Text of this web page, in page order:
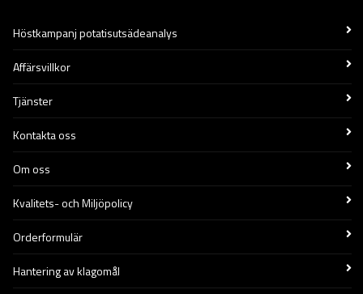
Höstkampanj potatisutsädeanalys
Affärsvillkor
Tjänster
Kontakta oss
Om oss
Kvalitets- och Miljöpolicy
Orderformulär
Hantering av klagomål